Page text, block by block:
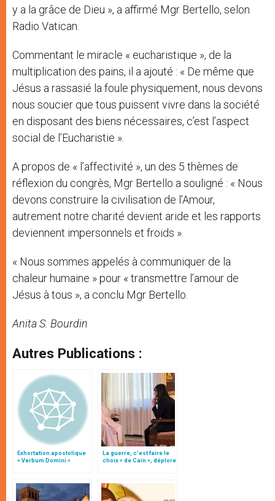
y a la grâce de Dieu », a affirmé Mgr Bertello, selon
Radio Vatican.
Commentant le miracle « eucharistique », de la
multiplication des pains, il a ajouté : « De même que
Jésus a rassasié la foule physiquement, nous devons
nous soucier que tous puissent vivre dans la société
en disposant des biens nécessaires, c’est l’aspect
social de l’Eucharistie ».
A propos de « l’affectivité », un des 5 thèmes de
réflexion du congrès, Mgr Bertello a souligné : « Nous
devons construire la civilisation de l’Amour,
autrement notre charité devient aride et les rapports
deviennent impersonnels et froids ».
« Nous sommes appelés à communiquer de la
chaleur humaine » pour « transmettre l’amour de
Jésus à tous », a conclu Mgr Bertello.
Anita S. Bourdin
Autres Publications :
Exhortation apostolique
« Verbum Domini »
La guerre, c’est faire le
choix « de Caïn », déplore